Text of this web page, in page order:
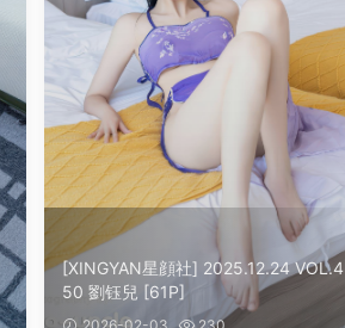
[XINGYAN星顔社] 2025.12.24 VOL.4
50 劉钰兒 [61P]